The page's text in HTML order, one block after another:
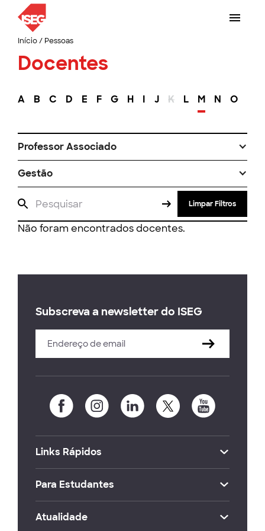
Início/ Pessoas
Docentes
A B C D E F G H I J K L M N O
Professor Associado
Gestão
Limpar Filtros
Não foram encontrados docentes.
Subscreva a newsletter do ISEG
Links Rápidos
Para Estudantes
Atualidade